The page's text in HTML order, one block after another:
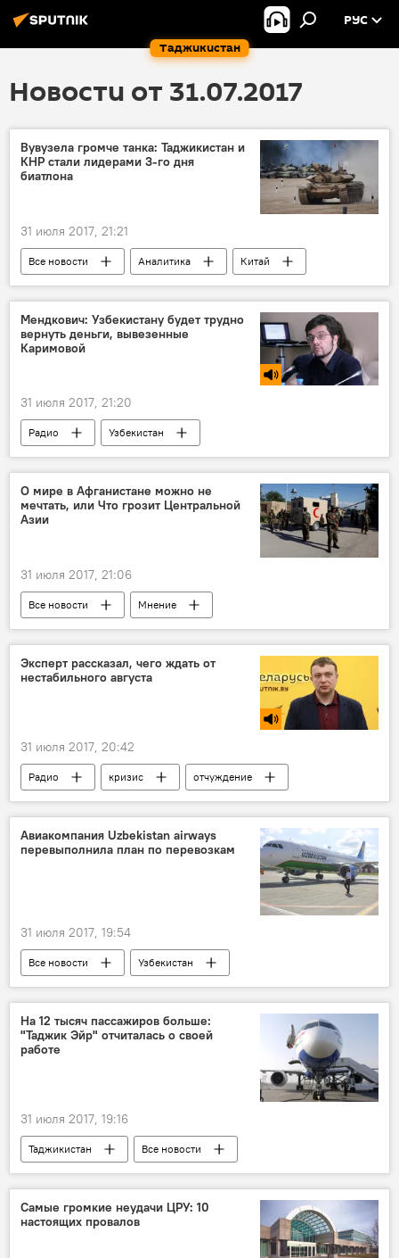
Таджикистан
РУС
Новости от 31.07.2017
Вувузела громче танка: Таджикистан и
КНР стали лидерами 3-го дня
биатлона
31 июля 2017, 21:21
Все новости Аналитика
Китай
соревнования
Таджикистан
АрМИ
военные учения
Россия танк
Мендкович: Узбекистану будет трудно
вернуть деньги, вывезенные
Каримовой
31 июля 2017, 21:20
Радио
Узбекистан
Гульнара Каримова
уголовное дело
собственность
О мире в Афганистане можно не
мечтать, или Что грозит Центральной
Азии
31 июля 2017, 21:06
Все новости
Мнение
Центральная Азия
США
Афганистан
талибы
терроризм
безопасность
Таджикистан Россия
Эксперт рассказал, чего ждать от
нестабильного августа
31 июля 2017, 20:42
Радио кризис
отчуждение
Таджикистан
Авиакомпания Uzbekistan airways
перевыполнила план по перевозкам
31 июля 2017, 19:54
Все новости
Узбекистан
Центральная Азия
Таджикистан
Транспорт
самолет
На 12 тысяч пассажиров больше:
"Таджик Эйр" отчиталась о своей
работе
31 июля 2017, 19:16
Таджикистан
Все новости
Транспорт
Самые громкие неудачи ЦРУ: 10
настоящих провалов